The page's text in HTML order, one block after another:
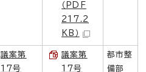
（PDF
217.2
KB）
議案第
17号
議案第
17号
都市整
備部